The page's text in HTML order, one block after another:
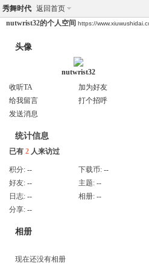
秀舞时代 返回首页
nutwrist32的个人空间 https://
头像
nutwrist32
收听TA
加为好友
给我留言
打个招呼
发送消息
统计信息
已有 2 人来访过
积分: -- 下载币: --
好友: -- 主题: --
日志: -- 相册: --
分享: --
相册
现在还没有相册